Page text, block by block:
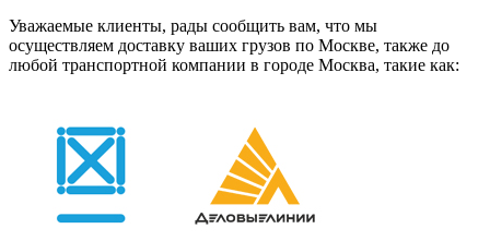
Уважаемые клиенты, рады сообщить вам, что мы
осуществляем доставку ваших грузов по Москве, также до
любой транспортной компании в городе Москва, такие как: